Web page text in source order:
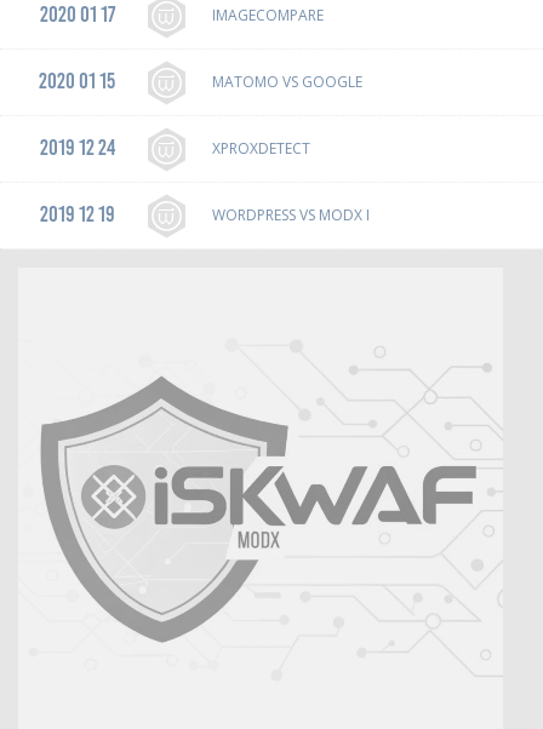
2020 01 17 IMAGECOMPARE
2020 01 15 MATOMO VS GOOGLE
2019 12 24 XPROXDETECT
2019 12 19 WORDPRESS VS MODX I